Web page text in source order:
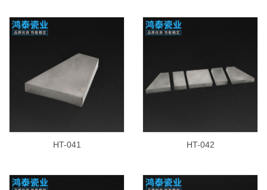
HT-041 HT-042